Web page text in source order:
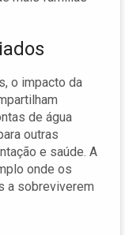
o impacto da
de água
outras
e saúde. A
onde os
a sobreviverem